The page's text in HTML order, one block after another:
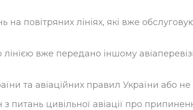
повітряних лініях, які вже
вже передано іншому
та авіаційних правил України або не
питань цивільної авіації про